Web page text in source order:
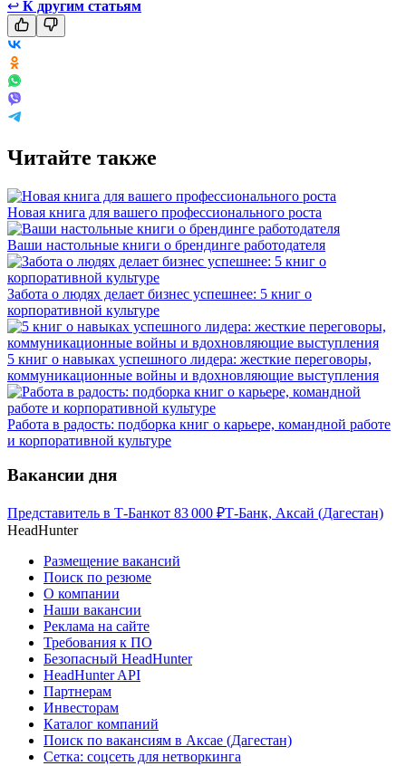
↩ К другим статьям
Читайте также
Новая книга для вашего профессионального роста
Ваши настольные книги о брендинге работодателя
Забота о людях делает бизнес успешнее: 5 книг о
корпоративной культуре
5 книг о навыках успешного лидера: жесткие переговоры,
коммуникационные войны и вдохновляющие выступления
Работа в радость: подборка книг о карьере, командной работе
и корпоративной культуре
Вакансии дня
Представитель в Т-Банкот 83 000 ₽Т-Банк, Аксай (Дагестан)
HeadHunter
Размещение вакансий
Поиск по резюме
О компании
Наши вакансии
Реклама на сайте
Требования к ПО
Безопасный HeadHunter
HeadHunter API
Партнерам
Инвесторам
Каталог компаний
Поиск по вакансиям в Аксае (Дагестан)
Сетка: соцсеть для нетворкинга